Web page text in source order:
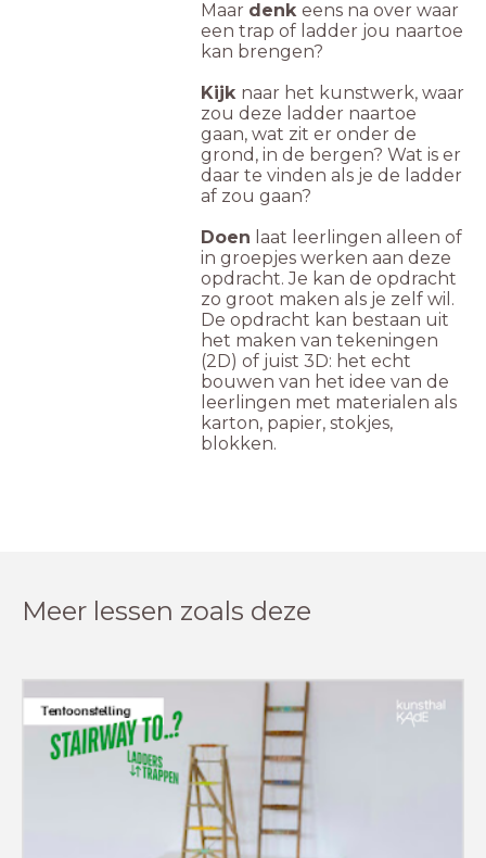
Maar denk eens na over waar
een trap of ladder jou naartoe
kan brengen?
Kijk naar het kunstwerk, waar
zou deze ladder naartoe
gaan, wat zit er onder de
grond, in de bergen? Wat is er
daar te vinden als je de ladder
af zou gaan?
Doen laat leerlingen alleen of
in groepjes werken aan deze
opdracht. Je kan de opdracht
zo groot maken als je zelf wil.
De opdracht kan bestaan uit
het maken van tekeningen
(2D) of juist 3D: het echt
bouwen van het idee van de
leerlingen met materialen als
karton, papier, stokjes,
blokken.
Meer lessen zoals deze